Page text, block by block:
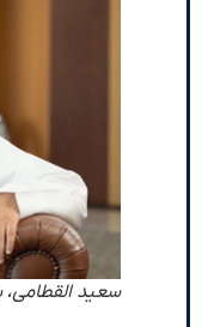
سعيد القطامی،